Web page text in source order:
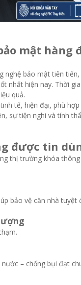
mật hàng
nghệ bảo mật tiên
nhất hiện nay. Thời
quả.
tế, hiện đại, phù
sự tiện nghi và tính
được tin
thị trường khóa
bảo vệ căn nhà tuyệt
– chống bụi đạt